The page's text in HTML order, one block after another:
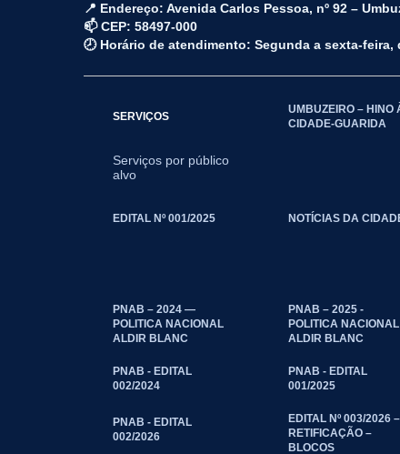
📍 Endereço: Avenida Carlos Pessoa, nº 92 –
📫 CEP: 58497-000
🕗 Horário de atendimento: Segunda a sexta-feira,
SERVIÇOS
Serviços por público
alvo
UMBUZEIRO – HINO
CIDADE-GUARIDA
EDITAL Nº 001/2025 NOTÍCIAS DA
PNAB – 2024 —
POLITICA NACIONAL
ALDIR BLANC
PNAB – 2025 -
POLITICA NACIONAL
ALDIR BLANC
PNAB - EDITAL
002/2024
PNAB - EDITAL
001/2025
PNAB - EDITAL
002/2026
EDITAL Nº 003/2026 –
RETIFICAÇÃO –
BLOCOS